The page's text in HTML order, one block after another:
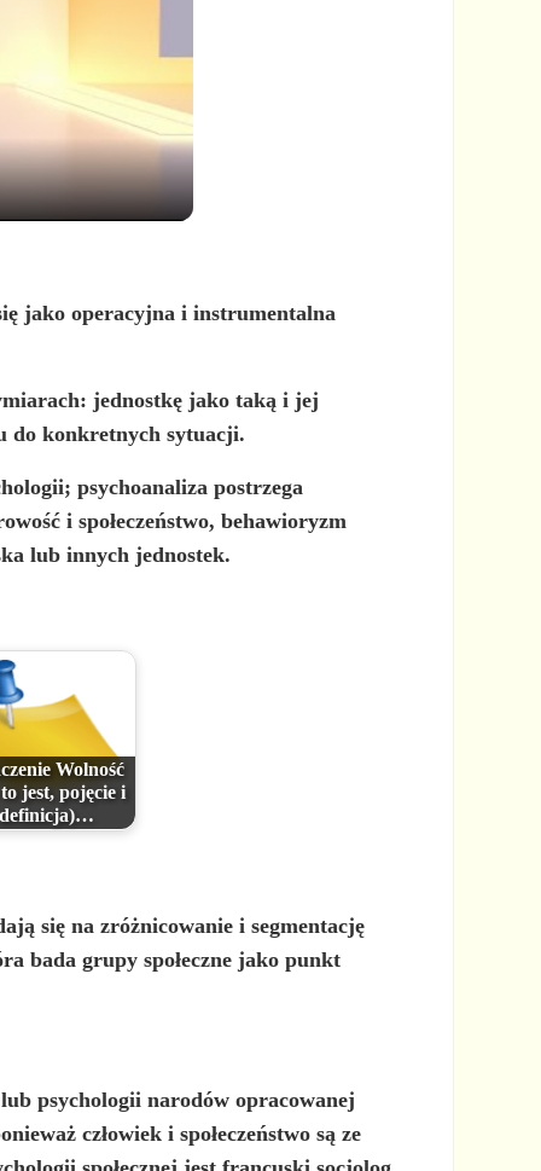
jako operacyjna i instrumentalna
jednostkę jako taką i jej
do konkretnych sytuacji.
psychoanaliza postrzega
i społeczeństwo,behawioryzm
lub innych jednostek.
Wolność
jest, pojęcie i
się na zróżnicowanie i segmentację
bada grupy społeczne jako punkt
psychologii narodów opracowanej
człowiek i społeczeństwo są ze